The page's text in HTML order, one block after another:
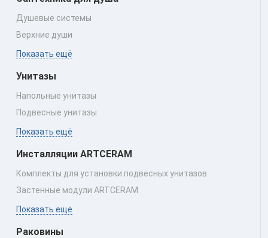
Душевые системы
Верхние души
Показать ещё
Унитазы
Напольные унитазы
Подвесные унитазы
Показать ещё
Инсталляции ARTCERAM
Комплекты для установки подвесных унитазов
Застенные модули ARTCERAM
Показать ещё
Раковины